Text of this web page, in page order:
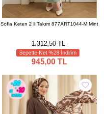
Sofia Keten 2 li Takım 877ART1044-M Mint
1.312,50 TL
Sepette Net %28 İndirim
945,00 TL